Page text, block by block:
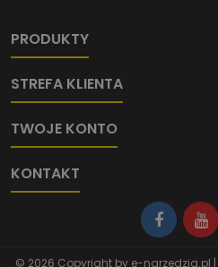
PRODUKTY
STREFA KLIENTA
TWOJE KONTO
KONTAKT
© 2026 Copyright by e-narzedzia.pl |